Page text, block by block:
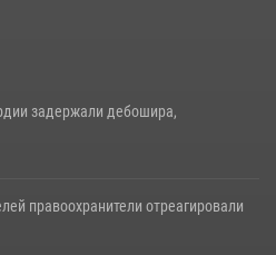
задержали дебошира,
правоохранители отреагировали